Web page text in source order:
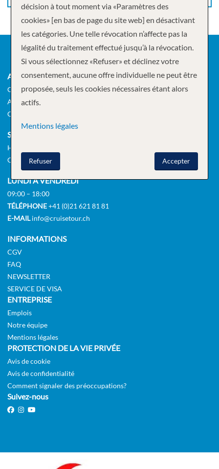
AGENCE DE VOYAGES
Cruisetour SA
Augustinergasse 17
CH-8001 Zurich
SIÈGE SOCIAL
Hagenholzstrasse 60
CH-8050 Zurich
LUNDI À VENDREDI
09:00 – 18:00
TÉLÉPHONE+41 (0)21 621 81 81
E-MAILinfo@cruisetour.ch
INFORMATIONS
CGV
FAQ
NEWSLETTER
SERVICE DE VISA
ENTREPRISE
Emplois
Notre équipe
Mentions légales
PROTECTION DE LA VIE PRIVÉE
Avis de cookie
Avis de confidentialité
Comment signaler des préoccupations?
Suivez-nous
décision à tout moment via «Paramètres des
cookies» [en bas de page du site web] en désactivant
les catégories. Une telle révocation n’affecte pas la
légalité du traitement effectué jusqu’à la révocation.
Si vous sélectionnez «Refuser» et déclinez votre
consentement, aucune offre individuelle ne peut être
proposée, seuls les cookies nécessaires étant alors
actifs.
Mentions légales
Accepter
Refuser